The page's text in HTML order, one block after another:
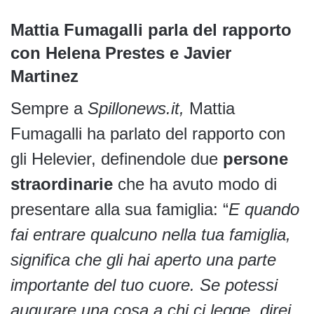
Mattia Fumagalli parla del rapporto
con Helena Prestes e Javier
Martinez
Sempre a Spillonews.it, Mattia
Fumagalli ha parlato del rapporto con
gli Helevier, definendole due persone
straordinarie che ha avuto modo di
presentare alla sua famiglia: “E quando
fai entrare qualcuno nella tua famiglia,
significa che gli hai aperto una parte
importante del tuo cuore. Se potessi